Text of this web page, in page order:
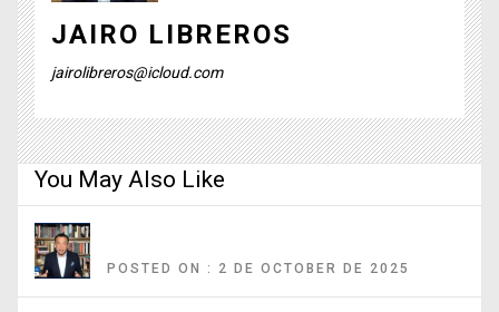
JAIRO LIBREROS
jairolibreros@icloud.com
You May Also Like
POSTED ON : 2 DE OCTOBER DE 2025